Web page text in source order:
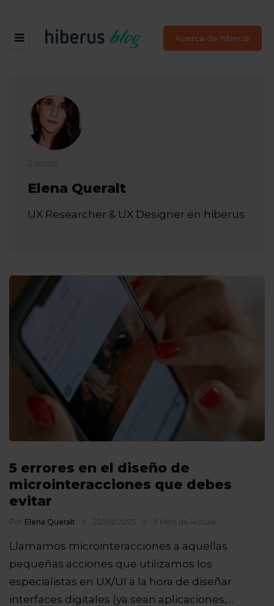
Acerca de hiberus
Elena Queralt
UX Researcher & UX Designer en hiberus
5 errores en el diseño de
microinteracciones que debes
evitar
Por Elena Queralt 25/08/2025 5 Mins de lectura
Llamamos microinteracciones a aquellas
pequeñas acciones que utilizamos los
especialistas en UX/UI a la hora de diseñar
interfaces digitales (ya sean aplicaciones,…